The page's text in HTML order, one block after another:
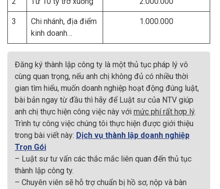
3
Chi nhánh, địa điểm
kinh doanh…
1.000.000
Đăng ký thành lập công ty là một thủ tục pháp lý vô
cùng quan trọng, nếu anh chị không đủ có nhiều thời
gian tìm hiểu, muốn doanh nghiệp hoạt động đúng luật,
bài bản ngay từ đầu thì hãy để Luật sư của NTV giúp
anh chị thực hiện công việc này với mức phí rất hợp lý.
Trình tự công việc chúng tôi thực hiện được giới thiệu
trong bài viết này: Dịch vụ thành lập doanh nghiệp
Trọn Gói
– Luật sư tư vấn các thắc mắc liên quan đến thủ tục
thành lập công ty.
– Chuyên viên sẽ hỗ trợ chuẩn bị hồ sơ, nộp và bàn